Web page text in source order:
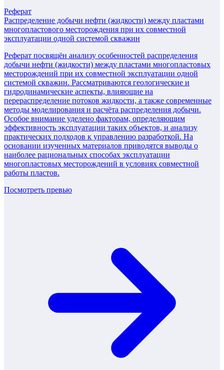
Реферат
Распределение добычи нефти (жидкости) между пластами
многопластового месторождения при их совместной
эксплуатации одной системой скважин
Реферат посвящён анализу особенностей распределения
добычи нефти (жидкости) между пластами многопластовых
месторождений при их совместной эксплуатации одной
системой скважин. Рассматриваются геологические и
гидродинамические аспекты, влияющие на
перераспределение потоков жидкости, а также современные
методы моделирования и расчёта распределения добычи.
Особое внимание уделено факторам, определяющим
эффективность эксплуатации таких объектов, и анализу
практических подходов к управлению разработкой. На
основании изученных материалов приводятся выводы о
наиболее рациональных способах эксплуатации
многопластовых месторождений в условиях совместной
работы пластов.
Посмотреть превью